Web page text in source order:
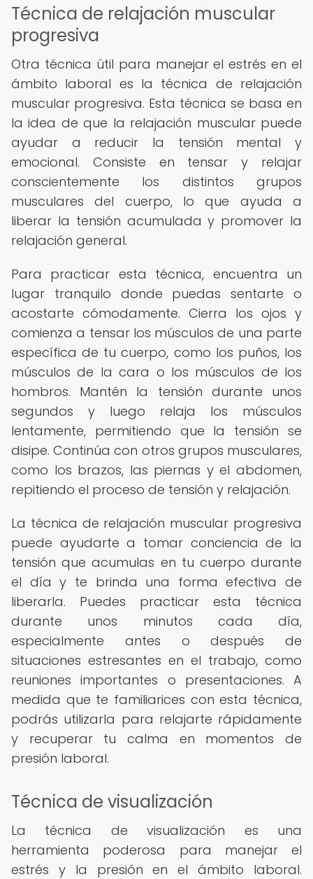
Técnica de relajación muscular
progresiva
Otra técnica útil para manejar el estrés en el
ámbito laboral es la técnica de relajación
muscular progresiva. Esta técnica se basa en
la idea de que la relajación muscular puede
ayudar a reducir la tensión mental y
emocional. Consiste en tensar y relajar
conscientemente los distintos grupos
musculares del cuerpo, lo que ayuda a
liberar la tensión acumulada y promover la
relajación general.
Para practicar esta técnica, encuentra un
lugar tranquilo donde puedas sentarte o
acostarte cómodamente. Cierra los ojos y
comienza a tensar los músculos de una parte
específica de tu cuerpo, como los puños, los
músculos de la cara o los músculos de los
hombros. Mantén la tensión durante unos
segundos y luego relaja los músculos
lentamente, permitiendo que la tensión se
disipe. Continúa con otros grupos musculares,
como los brazos, las piernas y el abdomen,
repitiendo el proceso de tensión y relajación.
La técnica de relajación muscular progresiva
puede ayudarte a tomar conciencia de la
tensión que acumulas en tu cuerpo durante
el día y te brinda una forma efectiva de
liberarla. Puedes practicar esta técnica
durante unos minutos cada día,
especialmente antes o después de
situaciones estresantes en el trabajo, como
reuniones importantes o presentaciones. A
medida que te familiarices con esta técnica,
podrás utilizarla para relajarte rápidamente
y recuperar tu calma en momentos de
presión laboral.
Técnica de visualización
La técnica de visualización es una
herramienta poderosa para manejar el
estrés y la presión en el ámbito laboral.